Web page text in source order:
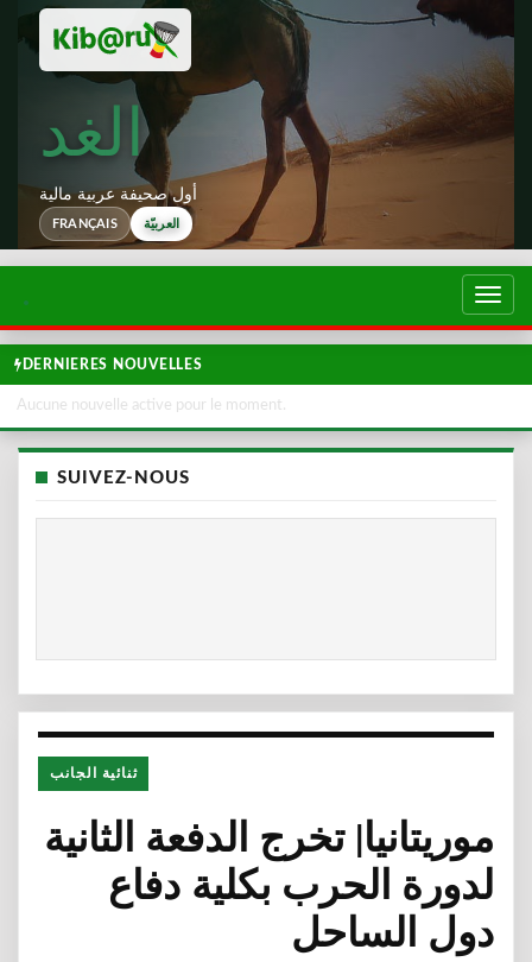
الغد
أول صحيفة عربية مالية
FRANÇAIS العربيّة
تبديل
DERNIERES NOUVELLES
Aucune nouvelle active pour le moment.
SUIVEZ-NOUS
ثنائية الجانب
موريتانيا| تخرج الدفعة الثانية
لدورة الحرب بكلية دفاع
دول الساحل